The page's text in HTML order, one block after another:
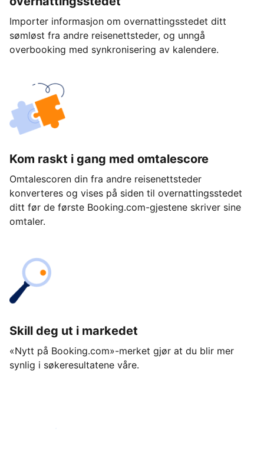
Importer informasjon om overnattingsstedet ditt
sømløst fra andre reisenettsteder, og unngå
overbooking med synkronisering av kalendere.
Kom raskt i gang med omtalescore
Omtalescoren din fra andre reisenettsteder
konverteres og vises på siden til overnattingsstedet
ditt før de første Booking.com-gjestene skriver sine
omtaler.
Skill deg ut i markedet
«Nytt på Booking.com»-merket gjør at du blir mer
synlig i søkeresultatene våre.
Kom i gang i dag